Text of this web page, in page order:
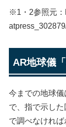
※1・2参照元：
AR地球儀
今までの地球
で、指で示し
で調べなけれ